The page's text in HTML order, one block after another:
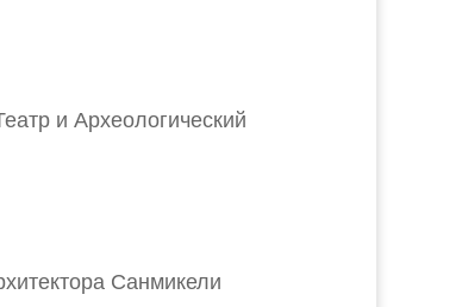
и Археологический
Санмикели